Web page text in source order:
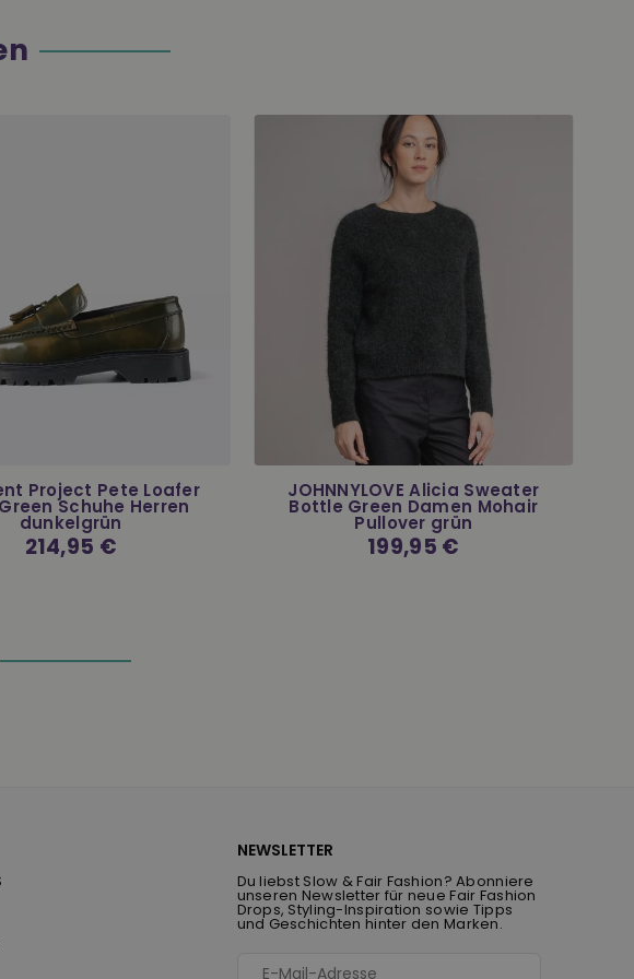
Project Pete Loafer
Schuhe Herren
dunkelgrün
Normaler
Preis
214,95 €
JOHNNYLOVE Alicia Sweater
Bottle Green Damen Mohair
Pullover grün
Normaler
Preis
199,95 €
NEWSLETTER
Du liebst Slow & Fair Fashion? Abonniere
unseren Newsletter für neue Fair Fashion
Drops, Styling-Inspiration sowie Tipps
und Geschichten hinter den Marken.